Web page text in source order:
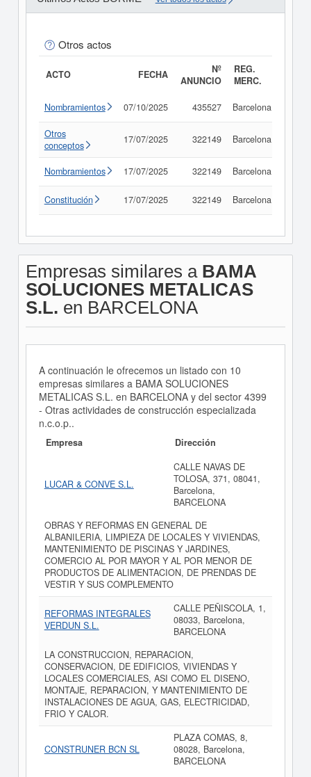
Otros actos
ACTO FECHA
Nº
ANUNCIO
REG.
MERC.
Nombramientos 07/10/2025 435527 Barcelona
Otros
conceptos
17/07/2025 322149 Barcelona
Nombramientos 17/07/2025 322149 Barcelona
Constitución 17/07/2025 322149 Barcelona
Empresas similares a BAMA
SOLUCIONES METALICAS
S.L. en BARCELONA
A continuación le ofrecemos un listado con 10
empresas similares a BAMA SOLUCIONES
METALICAS S.L. en BARCELONA y del sector 4399
- Otras actividades de construcción especializada
n.c.o.p..
Empresa Dirección
LUCAR & CONVE S.L.
CALLE NAVAS DE
TOLOSA, 371, 08041,
Barcelona,
BARCELONA
OBRAS Y REFORMAS EN GENERAL DE
ALBANILERIA, LIMPIEZA DE LOCALES Y VIVIENDAS,
MANTENIMIENTO DE PISCINAS Y JARDINES,
COMERCIO AL POR MAYOR Y AL POR MENOR DE
PRODUCTOS DE ALIMENTACION, DE PRENDAS DE
VESTIR Y SUS COMPLEMENTO
REFORMAS INTEGRALES
VERDUN S.L.
CALLE PEÑISCOLA, 1,
08033, Barcelona,
BARCELONA
LA CONSTRUCCION, REPARACION,
CONSERVACION, DE EDIFICIOS, VIVIENDAS Y
LOCALES COMERCIALES, ASI COMO EL DISENO,
MONTAJE, REPARACION, Y MANTENIMIENTO DE
INSTALACIONES DE AGUA, GAS, ELECTRICIDAD,
FRIO Y CALOR.
CONSTRUNER BCN SL
PLAZA COMAS, 8,
08028, Barcelona,
BARCELONA